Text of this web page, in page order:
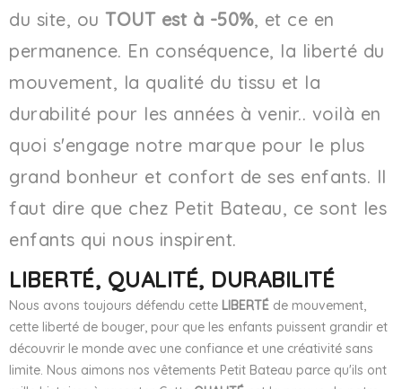
du site, ou TOUT est à -50%, et ce en
permanence. En conséquence, la liberté du
mouvement, la qualité du tissu et la
durabilité pour les années à venir.. voilà en
quoi s'engage notre marque pour le plus
grand bonheur et confort de ses enfants. Il
faut dire que chez Petit Bateau, ce sont les
enfants qui nous inspirent.
LIBERTÉ, QUALITÉ, DURABILITÉ
Nous avons toujours défendu cette LIBERTÉ de mouvement,
cette liberté de bouger, pour que les enfants puissent grandir et
découvrir le monde avec une confiance et une créativité sans
limite. Nous aimons nos vêtements Petit Bateau parce qu'ils ont